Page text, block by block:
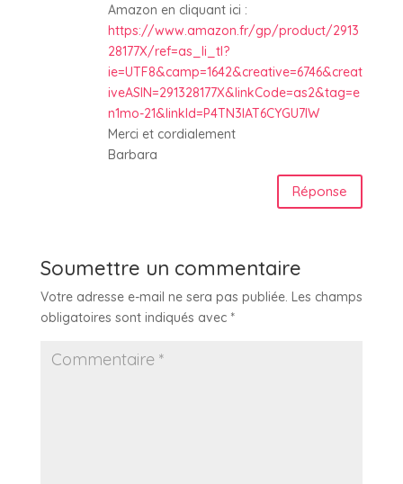
Amazon en cliquant ici :
https://www.amazon.fr/gp/product/2913
28177X/ref=as_li_tl?
ie=UTF8&camp=1642&creative=6746&creat
iveASIN=291328177X&linkCode=as2&tag=e
n1mo-21&linkId=P4TN3IAT6CYGU7IW
Merci et cordialement
Barbara
Réponse
Soumettre un commentaire
Votre adresse e-mail ne sera pas publiée. Les champs
obligatoires sont indiqués avec *